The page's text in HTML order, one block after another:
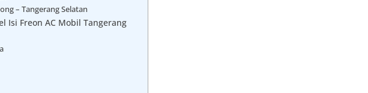
– Tangerang Selatan
Isi Freon AC Mobil Tangerang